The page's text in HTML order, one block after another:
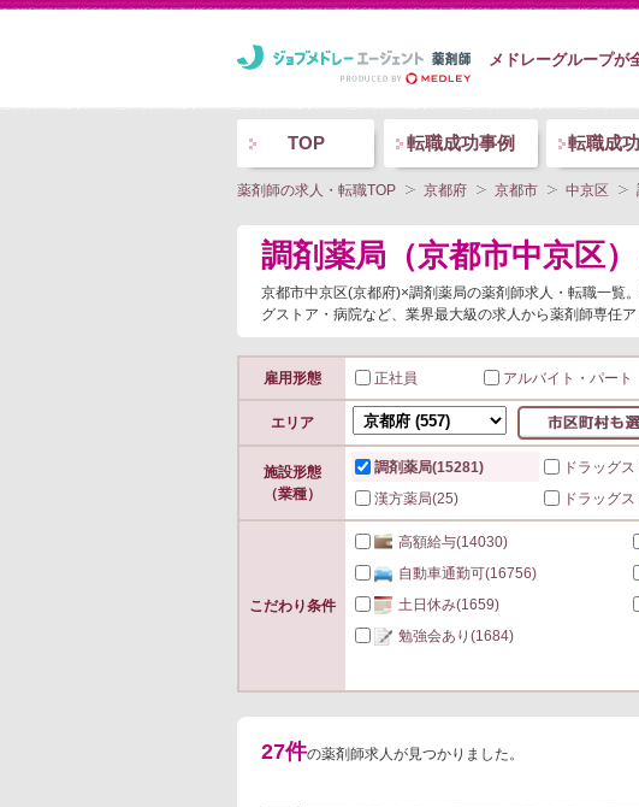
メドレーグループが
TOP 転職成功事例 転職成
薬剤師の求人・転職TOP 京都府 京都市 中京区
調剤薬局（京都市中京区）
京都市中京区(京都府)×調剤薬局の薬剤師求人・転職一覧
グストア・病院など、業界最大級の求人から薬剤師専任
雇用形態 正社員 アルバイト・パート
エリア
施設形態
（業種）
調剤薬局(15281) ドラッグ
漢方薬局(25) ドラッグ
こだわり条件
高額給与(14030)
自動車通勤可(16756)
土日休み(1659)
勉強会あり (1684)
27件の薬剤師求人が見つかりました。